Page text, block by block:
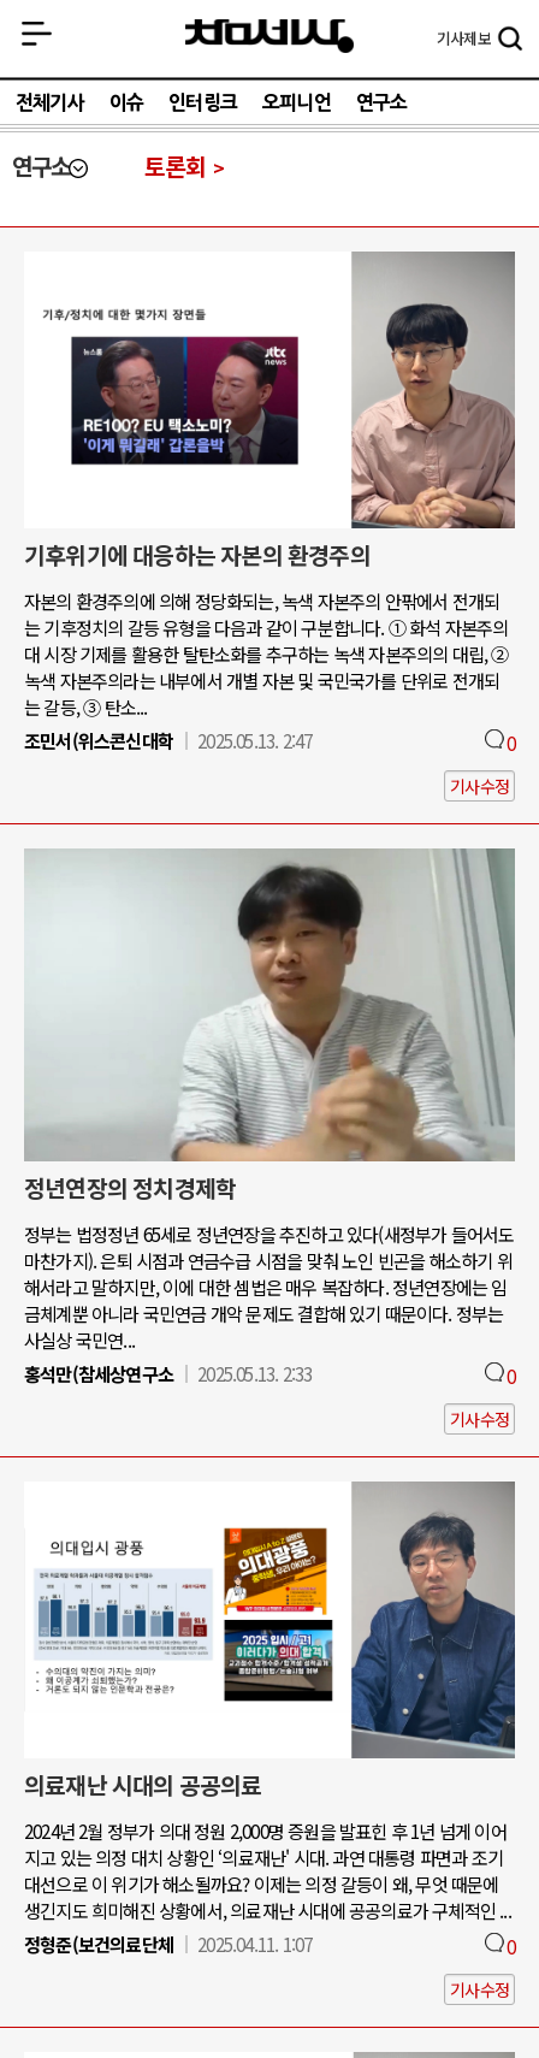
기사제보
전체기사 이슈 인터링크 오피니언 연구소
연구소 토론회
기후위기에 대응하는 자본의 환경주의
자본의 환경주의에 의해 정당화되는, 녹색 자본주의 안팎에서 전개되
는 기후정치의 갈등 유형을 다음과 같이 구분합니다. ① 화석 자본주의
대 시장 기제를 활용한 탈탄소화를 추구하는 녹색 자본주의의 대립, ②
녹색 자본주의라는 내부에서 개별 자본 및 국민국가를 단위로 전개되
는 갈등, ③ 탄소...
조민서(위스콘신대학
2025.05.13. 2:47 0
기사수정
정년연장의 정치경제학
정부는 법정정년 65세로 정년연장을 추진하고 있다(새정부가 들어서도
마찬가지). 은퇴 시점과 연금수급 시점을 맞춰 노인 빈곤을 해소하기 위
해서라고 말하지만, 이에 대한 셈법은 매우 복잡하다. 정년연장에는 임
금체계뿐 아니라 국민연금 개악 문제도 결합해 있기 때문이다. 정부는
사실상 국민연...
홍석만(참세상연구소
2025.05.13. 2:33 0
기사수정
의료재난 시대의 공공의료
2024년 2월 정부가 의대 정원 2,000명 증원을 발표힌 후 1년 넘게 이어
지고 있는 의정 대치 상황인 ‘의료재난' 시대. 과연 대통령 파면과 조기
대선으로 이 위기가 해소될까요? 이제는 의정 갈등이 왜, 무엇 때문에
생긴지도 희미해진 상황에서, 의료재난 시대에 공공의료가 구체적인 ...
정형준(보건의료단체
2025.04.11. 1:07 0
기사수정